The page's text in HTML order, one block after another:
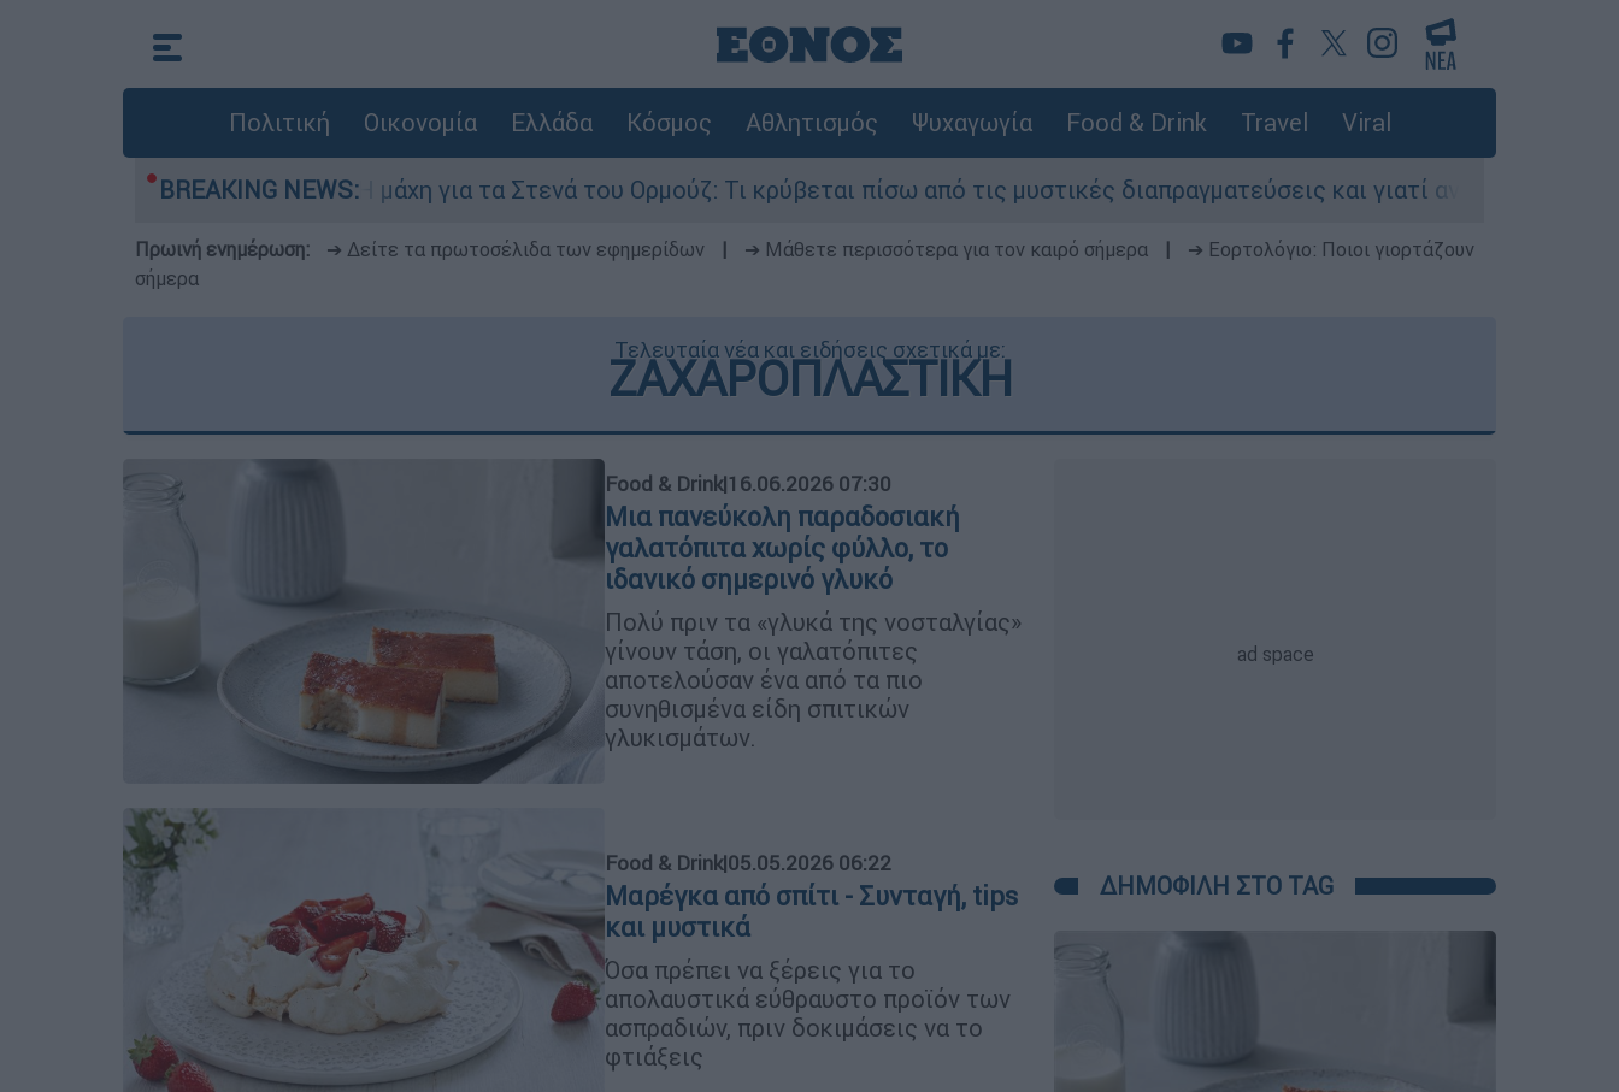
Πολιτική Οικονομία Ελλάδα Κόσμος Αθλητισμός Ψυχαγωγία Food & Drink Travel Viral
BREAKING NEWS:
Η μάχη για τα Στενά του Ορμούζ: Τι κρύβεται πίσω από τις μυστικές διαπραγματεύσεις και γιατί αντιδρούν οι ΗΠΑ
Πρωινή ενημέρωση: ➔ Δείτε τα πρωτοσέλιδα των εφημερίδων ➔ Μάθετε περισσότερα για τον καιρό σήμερα
➔ Εορτολόγιο: Ποιοι γιορτάζουν
σήμερα
Τελευταία νέα και ειδήσεις σχετικά με:
ΖΑΧΑΡΟΠΛΑΣΤΙΚΗ
Food & Drink|16.06.2026 07:30
Μια πανεύκολη παραδοσιακή
γαλατόπιτα χωρίς φύλλο, το
ιδανικό σημερινό γλυκό
Πολύ πριν τα «γλυκά της νοσταλγίας»
γίνουν τάση, οι γαλατόπιτες
αποτελούσαν ένα από τα πιο
συνηθισμένα είδη σπιτικών
γλυκισμάτων.
Food & Drink|05.05.2026 06:22
Μαρέγκα από σπίτι - Συνταγή, tips
και μυστικά
Όσα πρέπει να ξέρεις για το
απολαυστικά εύθραυστο προϊόν των
ασπραδιών, πριν δοκιμάσεις να το
φτιάξεις
ΔΗΜΟΦΙΛΗ ΣΤΟ TAG